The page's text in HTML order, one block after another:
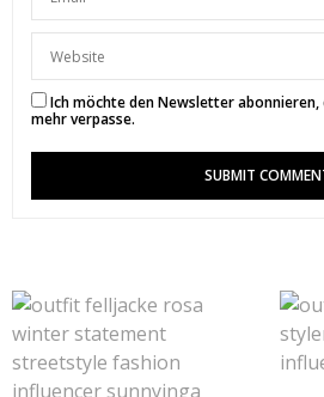
MELANIE SAGT:
viele liebe Grüße
Melanie /Goldzeitblog
SUNNYINGA SAGT:
MELANIE
Oh das Rot ist perfekt für
Ich möchte den Newsletter
mehr verpasse.